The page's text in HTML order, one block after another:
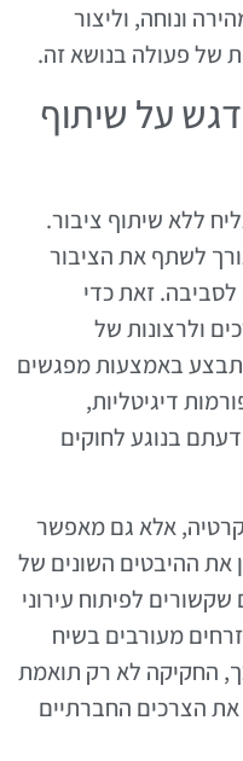
ונוחה, וליצור
של פעולה בנושא זה.
דגש על שיתוף
ללא שיתוף ציבור.
לשתף את הציבור
זאת כדי
ולרצונות של
באמצעות מפגשים
דיגיטליות,
בנוגע לחוקים
אלא גם מאפשר
ההיבטים השונים של
לפיתוח עירוני
מעורבים בשיח
כך, החקיקה לא רק תואמת
הצרכים החברתיים